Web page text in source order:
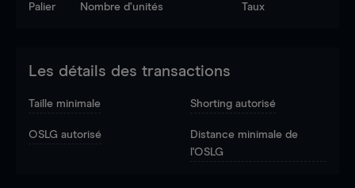
Palier Nombre d’unités Taux
Les détails des transactions
Taille minimale Shorting autorisé
OSLG autorisé
Distance minimale de
l'OSLG